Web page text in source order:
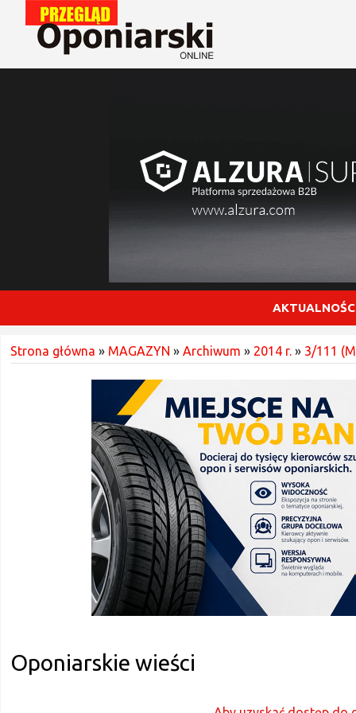
Strona główna » MAGAZYN » Archiwum » 2014 r. » 3/111
Oponiarskie wieści